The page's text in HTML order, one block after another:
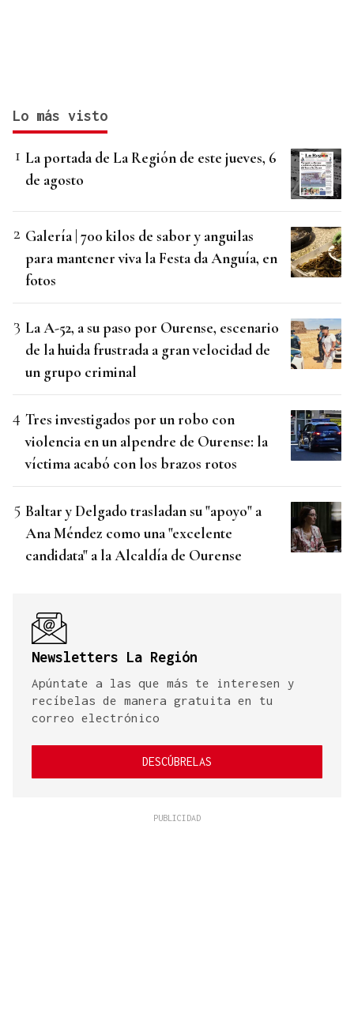
Lo más visto
La portada de La Región de este jueves, 6
de agosto
Galería | 700 kilos de sabor y anguilas
para mantener viva la Festa da Anguía, en
fotos
La A-52, a su paso por Ourense, escenario
de la huida frustrada a gran velocidad de
un grupo criminal
Tres investigados por un robo con
violencia en un alpendre de Ourense: la
víctima acabó con los brazos rotos
Baltar y Delgado trasladan su "apoyo" a
Ana Méndez como una "excelente
candidata" a la Alcaldía de Ourense
Newsletters La Región
Apúntate a las que más te interesen y
recíbelas de manera gratuita en tu
correo electrónico
DESCÚBRELAS